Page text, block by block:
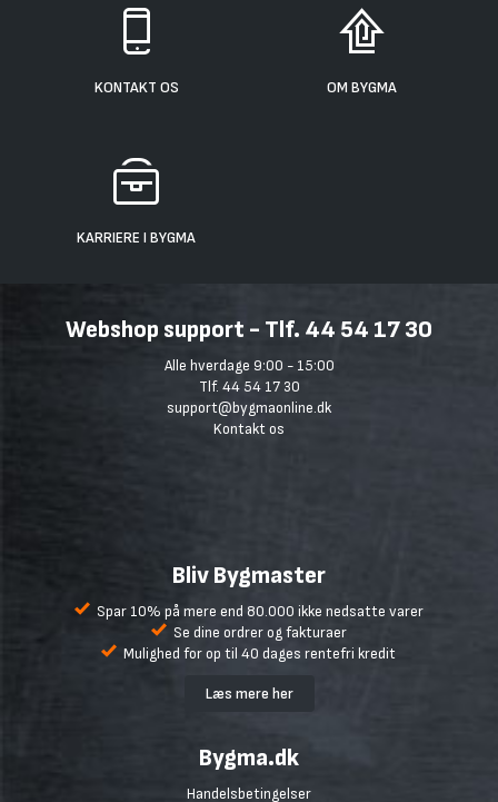
KONTAKT OS OM BYGMA
KARRIERE I BYGMA
Webshop support - Tlf. 44 54 17 30
Alle hverdage 9:00 - 15:00
Tlf. 44 54 17 30
support@bygmaonline.dk
Kontakt os
Bliv Bygmaster
Spar 10% på mere end 80.000 ikke nedsatte varer
Se dine ordrer og fakturaer
Mulighed for op til 40 dages rentefri kredit
Læs mere her
Bygma.dk
Handelsbetingelser